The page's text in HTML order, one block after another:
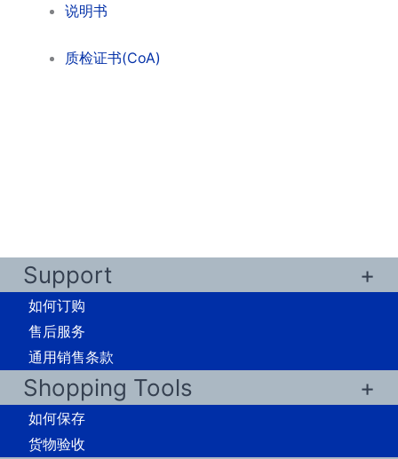
说明书
质检证书(CoA)
Support
如何订购
售后服务
通用销售条款
Shopping Tools
如何保存
货物验收